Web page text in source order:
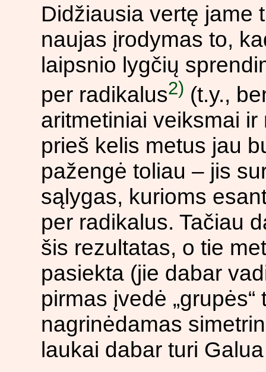
Didžiausia vertę jame
naujas įrodymas to,
laipsnio lygčių
per radikalus2) (t.y.,
aritmetiniai veiksmai
prieš kelis metus jau
pažengė toliau – jis
sąlygas, kurioms
per radikalus. Tačiau
šis rezultatas, o tie
pasiekta (jie dabar
pirmas įvedė
nagrinėdamas
laukai dabar turi